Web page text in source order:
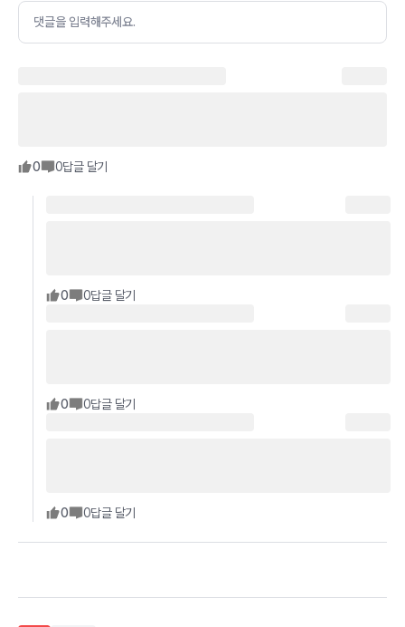
댓글을 입력해주세요.
0 0답글 달기
0 0답글 달기
0 0답글 달기
0 0답글 달기